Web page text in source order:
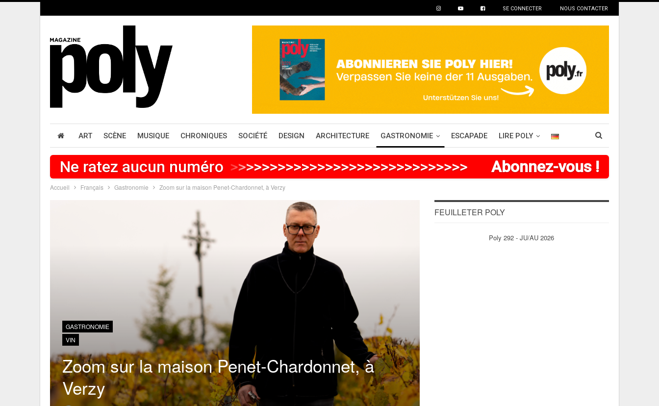
SE CONNECTER NOUS CONTACTER
ART SCÈNE MUSIQUE CHRONIQUES SOCIÉTÉ DESIGN ARCHITECTURE GASTRONOMIE ESCAPADE LIRE POLY
Ne ratez aucun numéro
> >> >>>>>>>>>>>>>>>>>>>>>>>>>>> Abonnez-vous !
Accueil Français Gastronomie Zoom sur la maison Penet-Chardonnet, à Verzy
GASTRONOMIE
VIN
Zoom sur la maison Penet-Chardonnet, à
Verzy
FEUILLETER POLY
Poly 292 - JU/AU 2026